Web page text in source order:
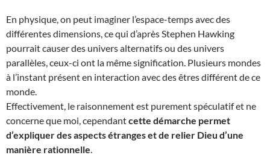
En physique, on peut imaginer l’espace-temps avec des
différentes dimensions, ce qui d’après Stephen Hawking
pourrait causer des univers alternatifs ou des univers
parallèles, ceux-ci ont la même signification. Plusieurs mondes
à l’instant présent en interaction avec des êtres différent de ce
monde.
Effectivement, le raisonnement est purement spéculatif et ne
concerne que moi, cependantcette démarche permet
d’expliquer des aspects étranges et de relier Dieu d’une
manière rationnelle.